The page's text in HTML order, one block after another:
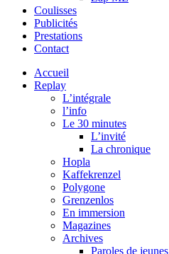
Coulisses
Publicités
Prestations
Contact
Accueil
Replay
L’intégrale
l’info
Le 30 minutes
L’invité
La chronique
Hopla
Kaffekrenzel
Polygone
Grenzenlos
En immersion
Magazines
Archives
Paroles de jeunes